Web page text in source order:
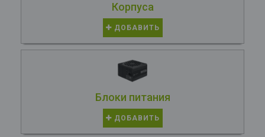
Корпуса
ДОБАВИТЬ
Блоки питания
ДОБАВИТЬ